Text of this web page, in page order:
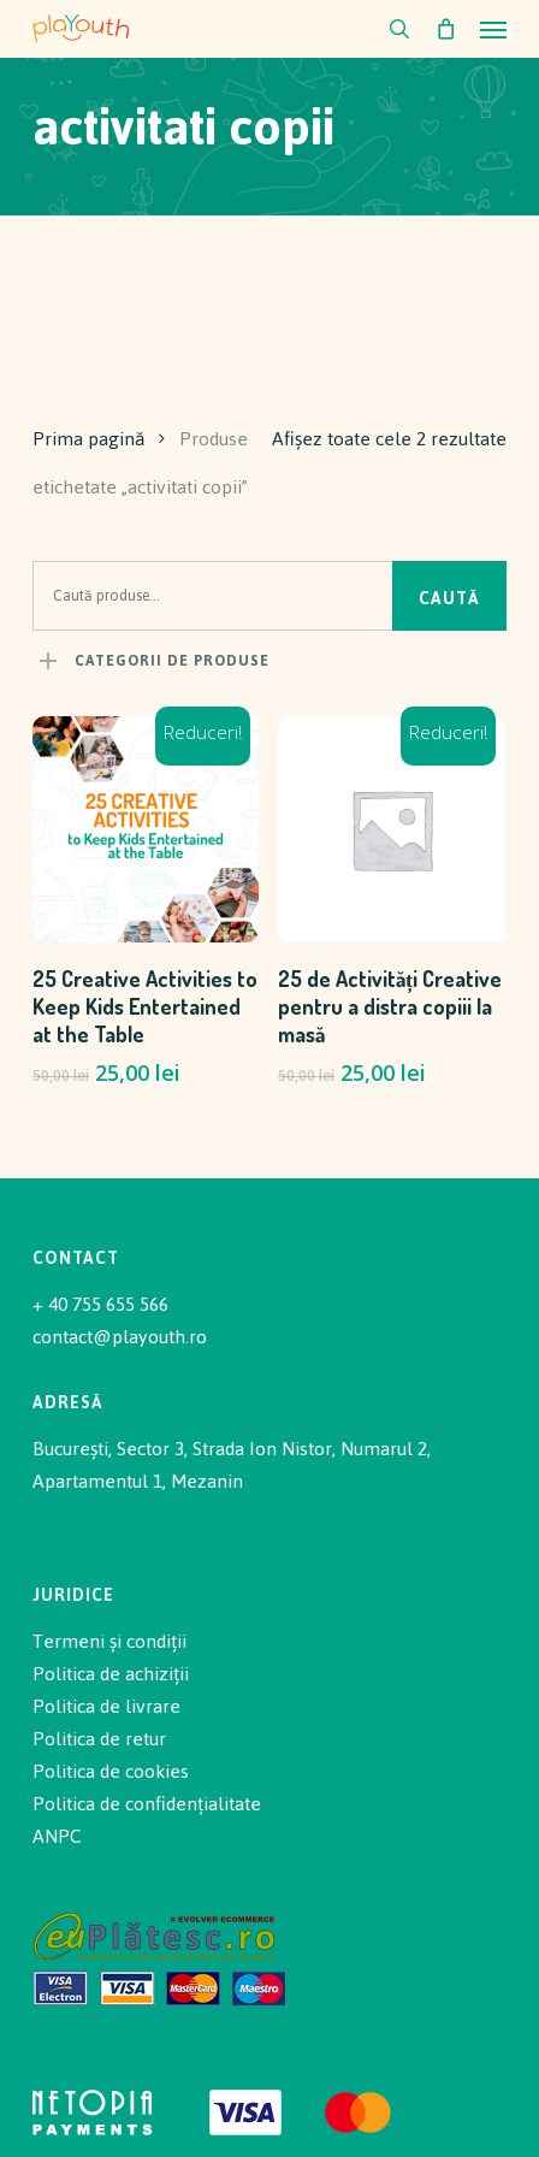
Skip
content
search
Menu
activitati copii
Afișez toate cele 2 rezultate
Prima pagină
Produse
etichetate „activitati copii”
după:
CAUTĂ
CATEGORII DE PRODUSE
Reduceri!
ADAUGĂ ÎN COȘ
25 Creative Activities to
Keep Kids Entertained
at the Table
50,00lei Prețul
50,00 lei.
25,00 leiPrețul
Reduceri!
ADAUGĂ ÎN COȘ
25 de Activități Creative
pentru a distra copiii la
masă
50,00lei Prețul
50,00 lei.
25,00 lei
CONTACT
+ 40 755 655 566
contact@playouth.ro
ADRESĂ
București, Sector 3, Strada Ion Nistor, Numarul 2,
Apartamentul 1, Mezanin
JURIDICE
Termeni și condiții
Politica de achiziții
Politica de livrare
Politica de retur
Politica de cookies
Politica de confidențialitate
ANPC